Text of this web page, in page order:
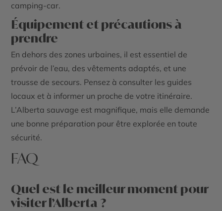
camping-car.
Équipement et précautions à
prendre
En dehors des zones urbaines, il est essentiel de
prévoir de l’eau, des vêtements adaptés, et une
trousse de secours. Pensez à consulter les guides
locaux et à informer un proche de votre itinéraire.
L’Alberta sauvage est magnifique, mais elle demande
une bonne préparation pour être explorée en toute
sécurité.
FAQ
Quel est le meilleur moment pour
visiter l’Alberta ?